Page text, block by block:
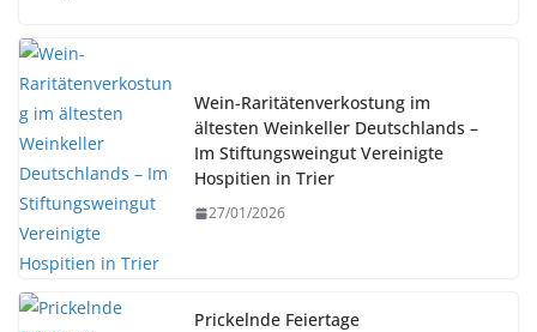
Wein-Raritätenverkostung im
ältesten Weinkeller Deutschlands –
Im Stiftungsweingut Vereinigte
Hospitien in Trier
27/01/2026
Prickelnde Feiertage